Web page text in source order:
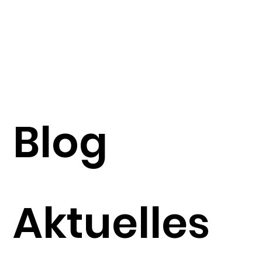
Blog
Aktuelles